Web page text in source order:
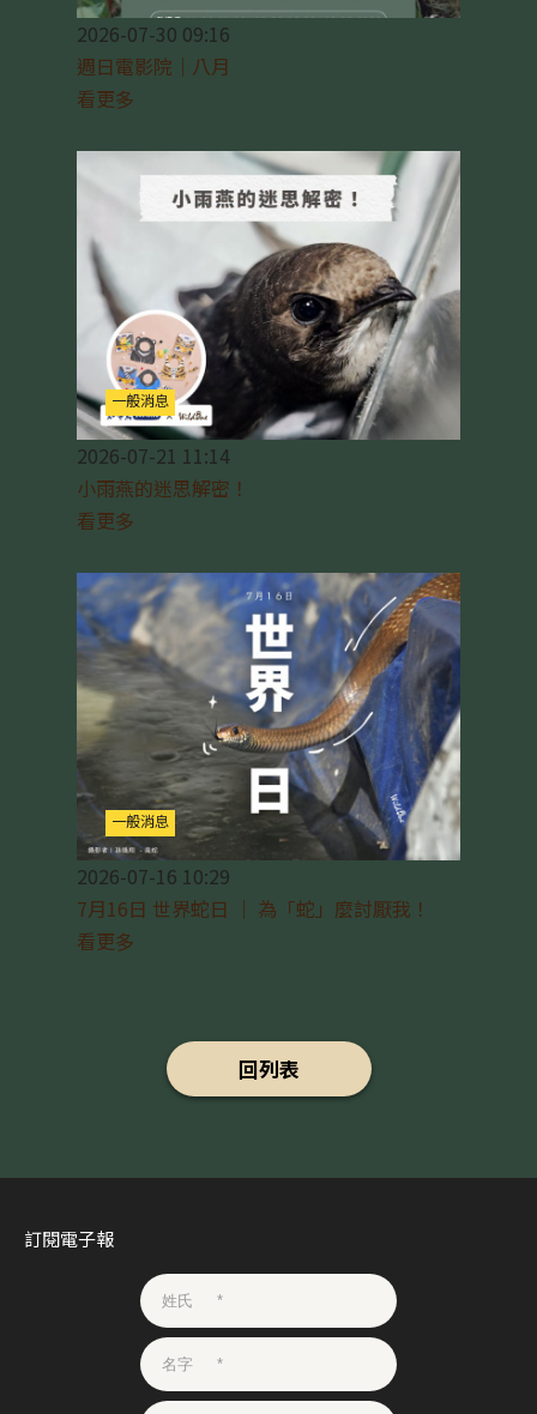
2026-07-30 09:16
週日電影院｜八月
看更多
一般消息
2026-07-21 11:14
小雨燕的迷思解密！
看更多
一般消息
2026-07-16 10:29
7月16日 世界蛇日 ｜ 為「蛇」麼討厭我！
看更多
回列表
訂閱電子報